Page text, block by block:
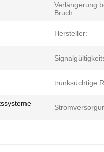
Verlängerung
Bruch:
Hersteller:
trunksüchtige